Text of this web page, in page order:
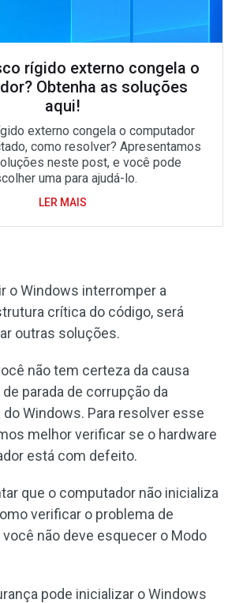
rígido externo congela o
Obtenha as soluções
aqui!
externo congela o computador
como resolver? Apresentamos
neste post, e você pode
uma para ajudá-lo.
LER MAIS
o Windows interromper a
crítica do código, será
outras soluções.
não tem certeza da causa
parada de corrupção da
Windows. Para resolver esse
melhor verificar se o hardware
está com defeito.
que o computador não inicializa
verificar o problema de
você não deve esquecer o Modo
pode inicializar o Windows